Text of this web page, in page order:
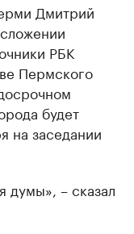
Дмитрий
РБК
Пермского
будет
на заседании
думы», – сказал